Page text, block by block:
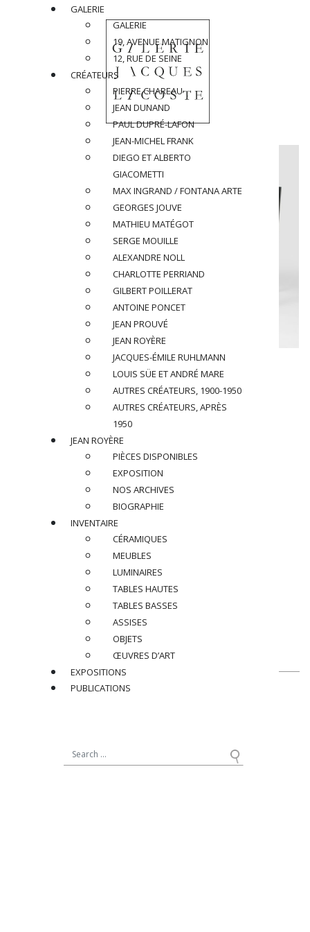
TRAVAIL TCHÈQUE
Ensemble de trois chaises, circa 1930
En bois peint noir et tissu
H 95,5 x L 44 x P 44 cm
Hauteur des assises : 48 cm
Ref : A068
RETOUR
19, avenue Matignon
GALERIE
GALERIE
19, AVENUE MATIGNON
12, RUE DE SEINE
CRÉATEURS
PIERRE CHAREAU
JEAN DUNAND
PAUL DUPRÉ-LAFON
JEAN-MICHEL FRANK
DIEGO ET ALBERTO
GIACOMETTI
MAX INGRAND / FONTANA ARTE
GEORGES JOUVE
MATHIEU MATÉGOT
SERGE MOUILLE
ALEXANDRE NOLL
CHARLOTTE PERRIAND
GILBERT POILLERAT
ANTOINE PONCET
JEAN PROUVÉ
JEAN ROYÈRE
JACQUES-ÉMILE RUHLMANN
LOUIS SÜE ET ANDRÉ MARE
AUTRES CRÉATEURS, 1900-1950
AUTRES CRÉATEURS, APRÈS
1950
JEAN ROYÈRE
PIÈCES DISPONIBLES
EXPOSITION
NOS ARCHIVES
BIOGRAPHIE
INVENTAIRE
CÉRAMIQUES
MEUBLES
LUMINAIRES
TABLES HAUTES
TABLES BASSES
ASSISES
OBJETS
ŒUVRES D’ART
EXPOSITIONS
PUBLICATIONS